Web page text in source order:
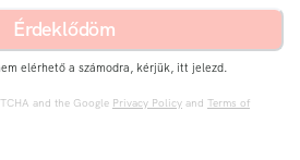
Érdeklődöm
elérhető a számodra, kérjük, itt jelezd.
and the Google Privacy Policy and Terms of